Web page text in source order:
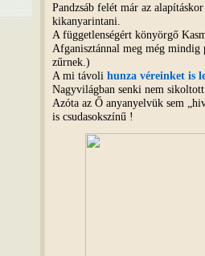
Pandzsáb felét már az
kikanyarintani.
A függetlenségért könyörgő
Afganisztánnal meg még
zűrnek.)
A mi távolihunza véreinket is
Nagyvilágban senki nem
Azóta az Ő anyanyelvük sem
is csudasokszínű !